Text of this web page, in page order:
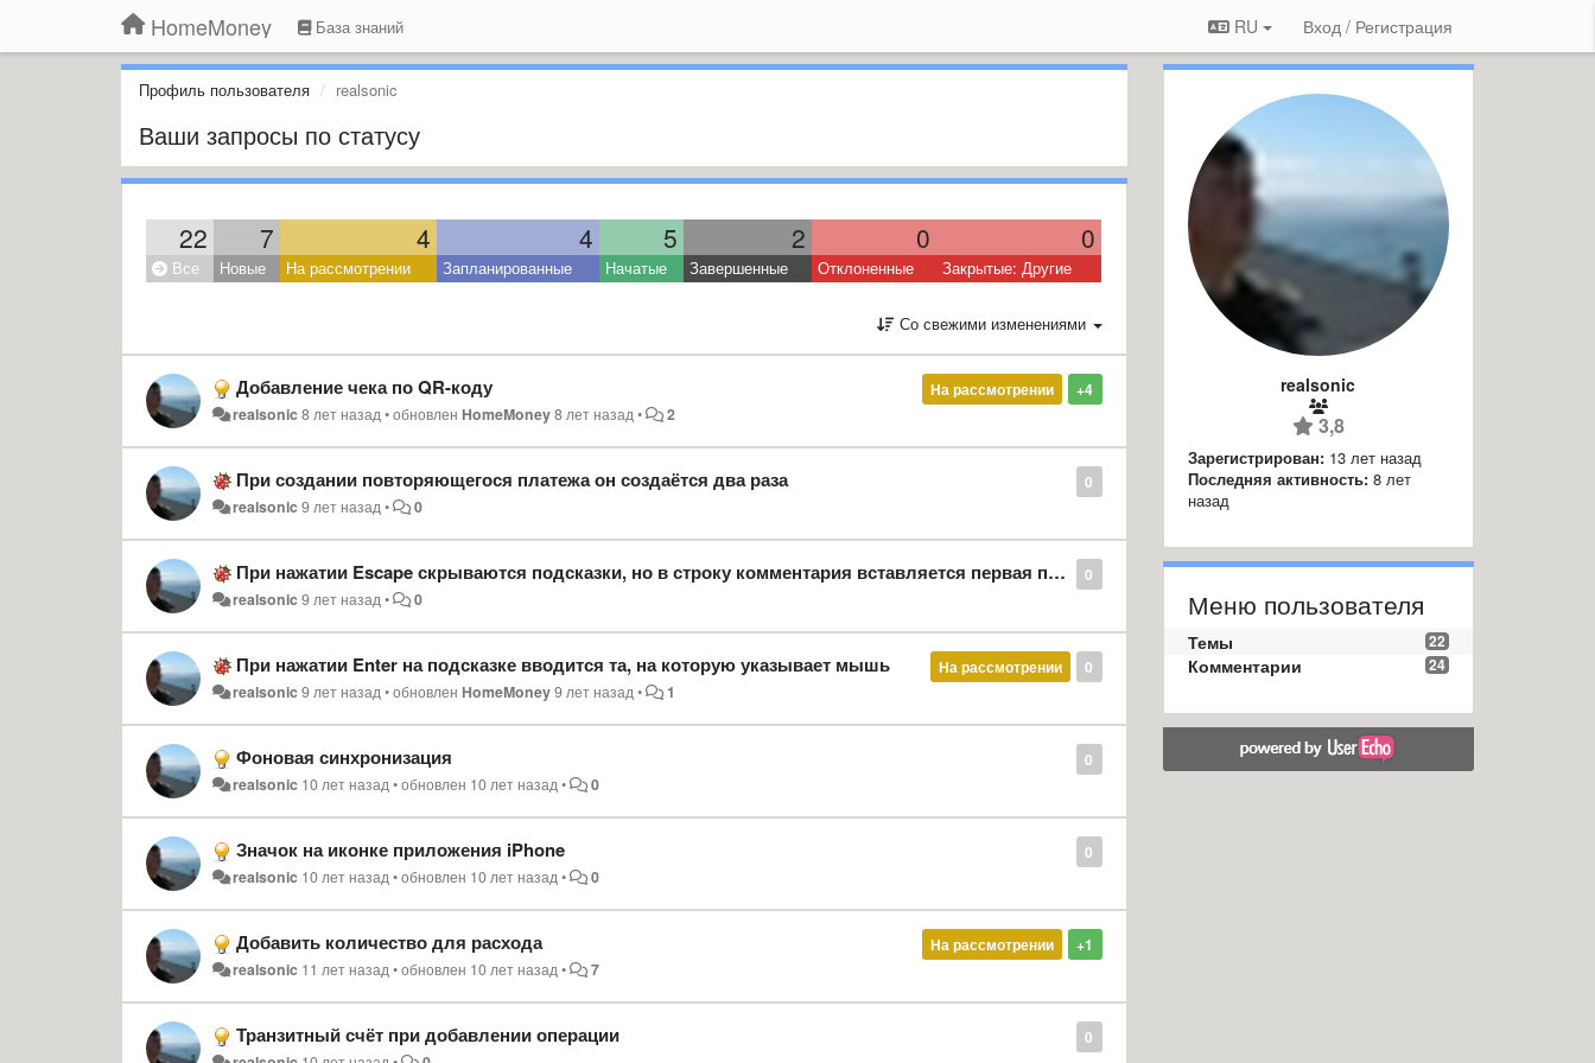
HomeMoney База знаний RU Вход / Регистрация
Профиль пользователя realsonic
Ваши запросы по статусу
22 7 4 4 5 2 0 0
Все Новые На рассмотрении Запланированные Начатые Завершенные Отклоненные Закрытые: Другие
Со свежими изменениями
+4
На рассмотрении
Добавление чека по QR-коду
realsonic8 лет назад•обновлен HomeMoney8 лет назад• 2
0
При создании повторяющегося платежа он создаётся два раза
realsonic9 лет назад• 0
0
При нажатии Escape скрываются подсказки, но в строку комментария вставляется первая подсказка
realsonic9 лет назад• 0
0
На рассмотрении
При нажатии Enter на подсказке вводится та, на которую указывает мышь
realsonic9 лет назад•обновлен HomeMoney9 лет назад• 1
0
Фоновая синхронизация
realsonic 10 лет назад•обновлен 10 лет назад• 0
0
Значок на иконке приложения iPhone
realsonic 10 лет назад•обновлен 10 лет назад• 0
+1
На рассмотрении
Добавить количество для расхода
realsonic 11 лет назад•обновлен 10 лет назад• 7
0
Транзитный счёт при добавлении операции
realsonic
3,8
Зарегистрирован: 13 лет назад
Последняя активность: 8 лет
назад
Меню пользователя
22
Темы
24
Комментарии